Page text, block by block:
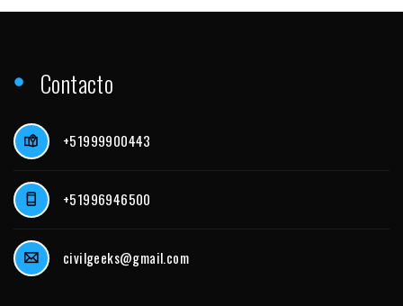
Contacto
+51999900443
+51996946500
civilgeeks@gmail.com